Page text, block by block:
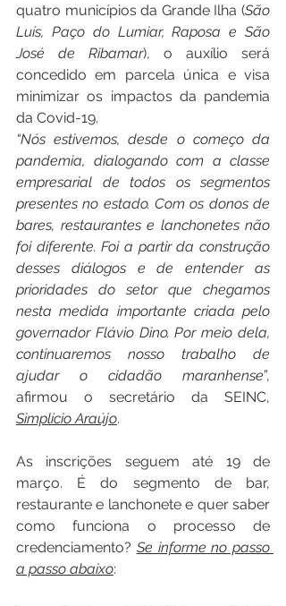
quatro municípios da Grande Ilha (São
Luís, Paço do Lumiar, Raposa e São
José de Ribamar), o auxílio será
concedido em parcela única e visa
minimizar os impactos da pandemia
da Covid-19.
“Nós estivemos, desde o começo da
pandemia, dialogando com a classe
empresarial de todos os segmentos
presentes no estado. Com os donos de
bares, restaurantes e lanchonetes não
foi diferente. Foi a partir da construção
desses diálogos e de entender as
prioridades do setor que chegamos
nesta medida importante criada pelo
governador Flávio Dino. Por meio dela,
continuaremos nosso trabalho de
ajudar o cidadão maranhense”,
Simplício Araújo.
As inscrições seguem até 19 de
março. É do segmento de bar,
restaurante e lanchonete e quer saber
como funciona o processo de
credenciamento? Se informe no passo
a passo abaixo: